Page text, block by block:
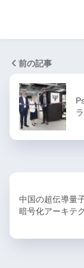
前の記事
中国の超伝導量
暗号化アーキテ